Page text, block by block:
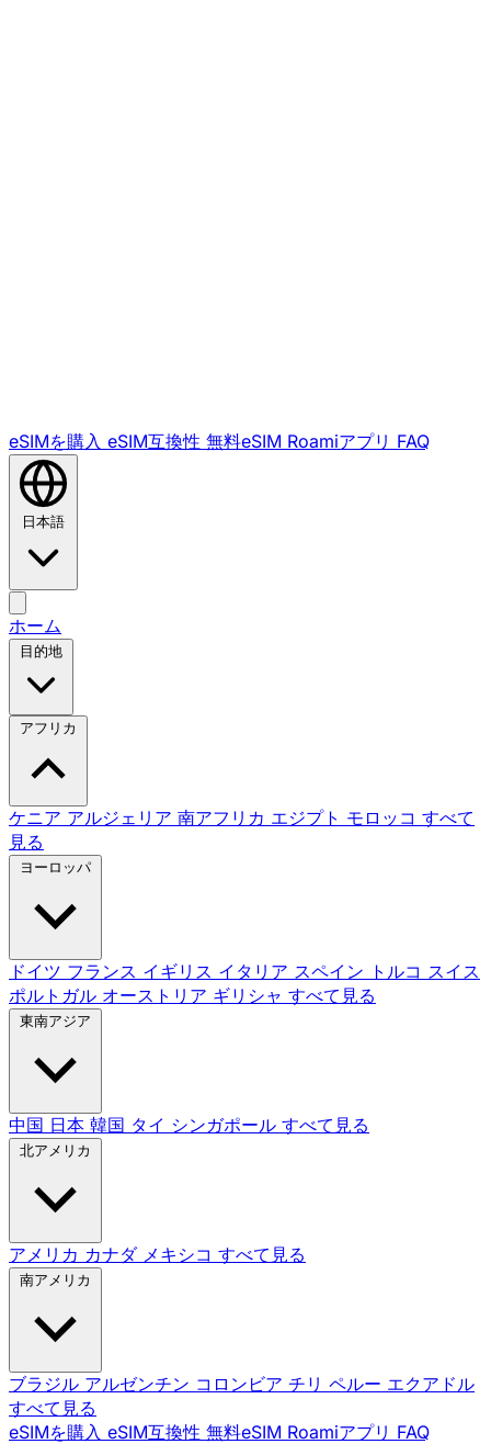
eSIMを購入 eSIM互換性 無料eSIM Roamiアプリ FAQ
日本語
ホーム
目的地
アフリカ
ケニア アルジェリア 南アフリカ エジプト モロッコ すべて
見る
ヨーロッパ
ドイツ フランス イギリス イタリア スペイン トルコ スイス
ポルトガル オーストリア ギリシャ すべて見る
東南アジア
中国 日本 韓国 タイ シンガポール すべて見る
北アメリカ
アメリカ カナダ メキシコ すべて見る
南アメリカ
ブラジル アルゼンチン コロンビア チリ ペルー エクアドル
すべて見る
eSIMを購入 eSIM互換性 無料eSIM Roamiアプリ FAQ